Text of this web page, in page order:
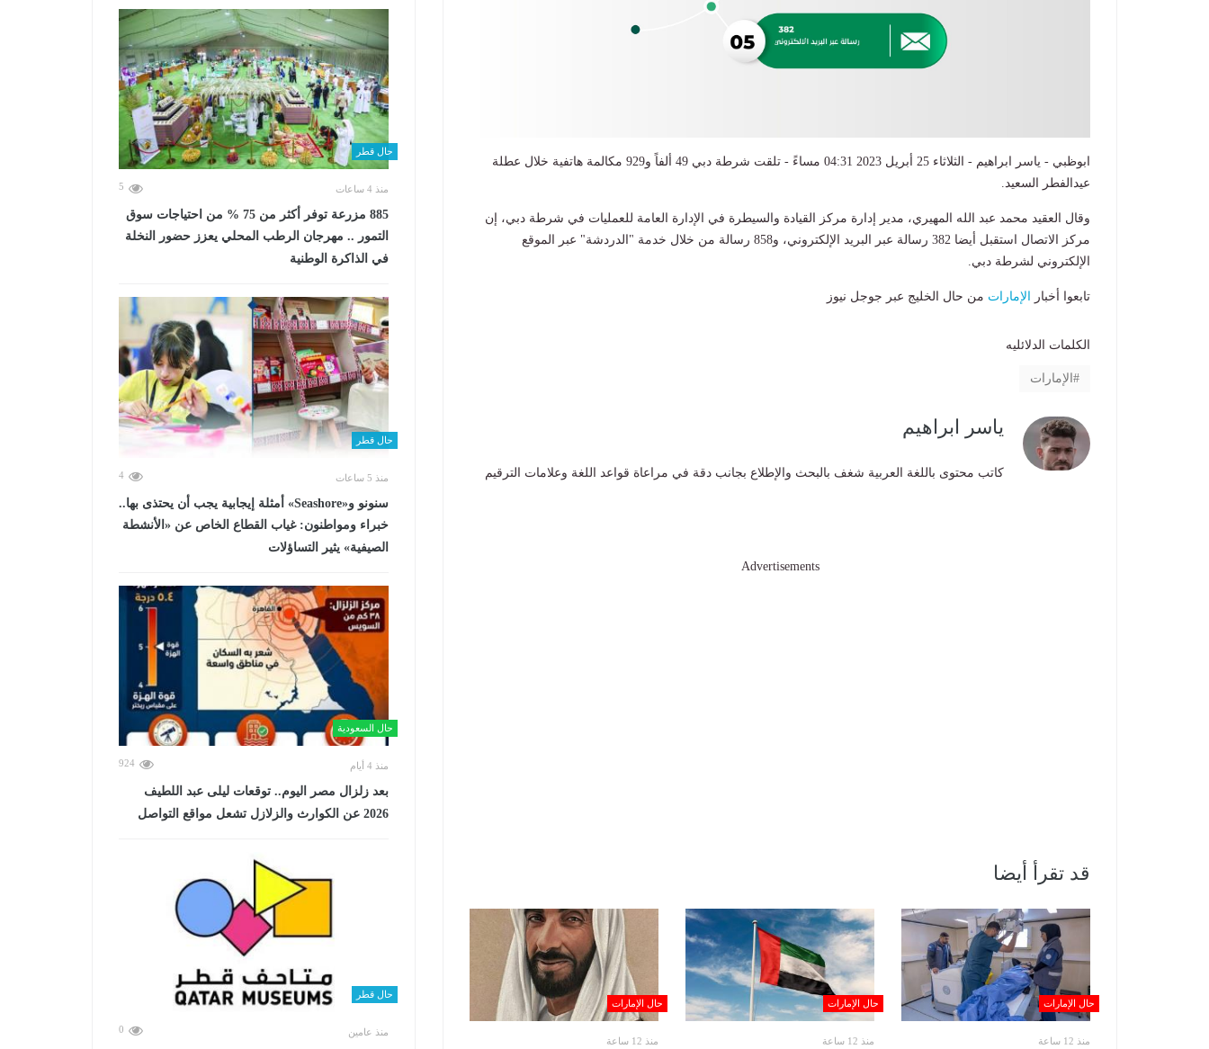
ابوظبي - ياسر ابراهيم - الثلاثاء 25 أبريل 2023 04:31 مساءً - تلقت شرطة دبي 49 ألفاً و929 مكالمة هاتفية خلال عطلة
عيدالفطر السعيد.
وقال العقيد محمد عبد الله المهيري، مدير إدارة مركز القيادة والسيطرة في الإدارة العامة للعمليات في شرطة دبي، إن
مركز الاتصال استقبل أيضا 382 رسالة عبر البريد الإلكتروني، و858 رسالة من خلال خدمة "الدردشة" عبر الموقع
الإلكتروني لشرطة دبي.
تابعوا أخبار الإمارات من حال الخليج عبر جوجل نيوز
الكلمات الدلائليه
الإمارات
ياسر ابراهيم
كاتب محتوى باللغة العربية شغف بالبحث والإطلاع بجانب دقة في مراعاة قواعد اللغة وعلامات الترقيم
Advertisements
قد تقرأ أيضا
حال الإمارات
منذ 12 ساعة
حال الإمارات
منذ 12 ساعة
حال الإمارات
منذ 12 ساعة
حال قطر
منذ 4 ساعات 5
885 مزرعة توفر أكثر من 75 % من احتياجات سوق
التمور .. مهرجان الرطب المحلي يعزز حضور النخلة
في الذاكرة الوطنية
حال قطر
منذ 5 ساعات 4
سنونو و«Seashore» أمثلة إيجابية يجب أن يحتذى بها..
خبراء ومواطنون: غياب القطاع الخاص عن «الأنشطة
الصيفية» يثير التساؤلات
حال السعودية
منذ 4 أيام 924
بعد زلزال مصر اليوم.. توقعات ليلى عبد اللطيف
2026 عن الكوارث والزلازل تشعل مواقع التواصل
حال قطر
منذ عامين 0